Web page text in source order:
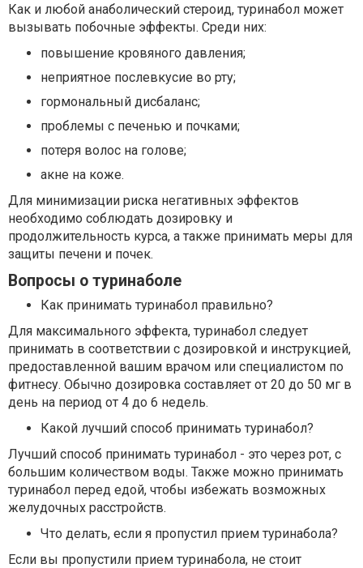
Как и любой анаболический стероид, туринабол может
вызывать побочные эффекты. Среди них:
повышение кровяного давления;
неприятное послевкусие во рту;
гормональный дисбаланс;
проблемы с печенью и почками;
потеря волос на голове;
акне на коже.
Для минимизации риска негативных эффектов
необходимо соблюдать дозировку и
продолжительность курса, а также принимать меры для
защиты печени и почек.
Вопросы о туринаболе
Как принимать туринабол правильно?
Для максимального эффекта, туринабол следует
принимать в соответствии с дозировкой и инструкцией,
предоставленной вашим врачом или специалистом по
фитнесу. Обычно дозировка составляет от 20 до 50 мг в
день на период от 4 до 6 недель.
Какой лучший способ принимать туринабол?
Лучший способ принимать туринабол - это через рот, с
большим количеством воды. Также можно принимать
туринабол перед едой, чтобы избежать возможных
желудочных расстройств.
Что делать, если я пропустил прием туринабола?
Если вы пропустили прием туринабола, не стоит